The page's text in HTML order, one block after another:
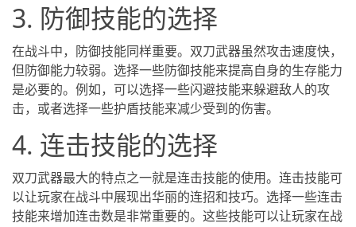
3. 防御技能的选择
在战斗中，防御技能同样重要。双刀武器虽然攻击速度快，
但防御能力较弱。选择一些防御技能来提高自身的生存能力
是必要的。例如，可以选择一些闪避技能来躲避敌人的攻
击，或者选择一些护盾技能来减少受到的伤害。
4. 连击技能的选择
双刀武器最大的特点之一就是连击技能的使用。连击技能可
以让玩家在战斗中展现出华丽的连招和技巧。选择一些连击
技能来增加连击数是非常重要的。这些技能可以让玩家在战